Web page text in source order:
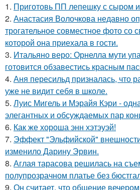
1. Приготовь ПП лепешку с сыром
2. Анастасия Волочкова недавно
трогательное совместное фото со
которой она приехала в гости.
3. Итальяно веро: Орнелла мути
готовится обзавестись красным
4. Аня пересильд призналась, что
уже не видит себя в школе.
5. Луис Мигель и Мэрайя Кэри -
элегантных и обсуждаемых пар
6. Как же хороша энн хэтэуэй!
7. Эффект "Эльфийской"
изменило Дарину Эрвин.
8. Аглая тарасова решилась на
полупрозрачном платье без
9. Он считает, что общение вечером